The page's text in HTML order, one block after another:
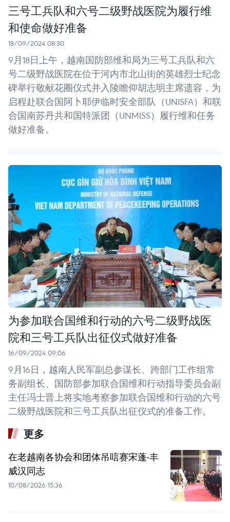
三号工兵队和六号二级野战医院为履行维
和使命做好准备
18/09/2024 08:30
9月18日上午，越南国防部维和局为三号工兵队和六
号二级野战医院在位于河内市北山街的英雄烈士纪念
碑举行敬献花圈仪式并入陵瞻仰胡志明主席遗容，为
启程赴联合国阿卜耶伊临时安全部队（UNISFA）和联
合国南苏丹共和国特派团（UNMISS）履行维和任务
做好准备。
为参加联合国维和行动的六号二级野战医
院和三号工兵队出征仪式做好准备
16/09/2024 09:06
9月16日，越南人民军副总参谋长、跨部门工作组常
务副组长、国防部参加联合国维和行动指导委员会副
主任冯士晋上将实地考察参加联合国维和行动的六号
二级野战医院和三号工兵队出征仪式的准备工作。
更多
在老越南各协会和团体吊唁赛宋蓬·丰
威汉同志
10/08/2026 15:36